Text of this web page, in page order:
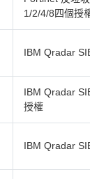
1/2/4/8四個授
IBM Qradar
IBM Qradar
授權
IBM Qradar